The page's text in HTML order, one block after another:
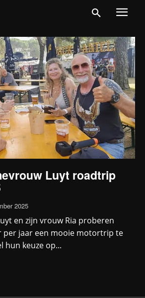
Luyt roadtrip
2025
en zijn vrouw Ria proberen
per jaar een mooie motortrip te
hun keuze op...